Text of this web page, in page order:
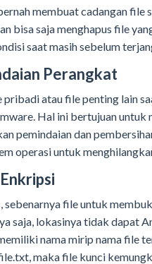
membuat cadangan file
bisa saja menghapus file
saat masih sebelum
Perangkat
atau file penting lain
Hal ini bertujuan untuk
pemindaian dan
operasi untuk
sebenarnya file untuk
saja, lokasinya tidak dapat
nama mirip nama file
maka file kunci